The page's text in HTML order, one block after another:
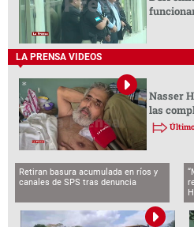
LA PRENSA VIDEOS
Nasser
las
Retiran basura acumulada en ríos y
canales de SPS tras denuncia